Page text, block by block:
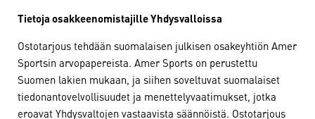
Tietoja osakkeenomistajille Yhdysvalloissa
Ostotarjous tehdään suomalaisen julkisen osakeyhtiön Amer
Sportsin arvopapereista. Amer Sports on perustettu
Suomen lakien mukaan, ja siihen soveltuvat suomalaiset
tiedonantovelvollisuudet ja menettelyvaatimukset, jotka
eroavat Yhdysvaltojen vastaavista säännöistä. Ostotarjous